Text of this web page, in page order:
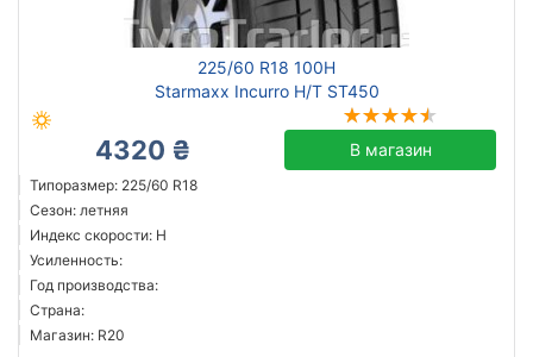
225/60 R18 100H
Starmaxx Incurro H/T ST450
4320 ₴ В магазин
Типоразмер: 225/60 R18
Сезон: летняя
Индекс скорости: H
Усиленность:
Год производства:
Страна:
Магазин: R20